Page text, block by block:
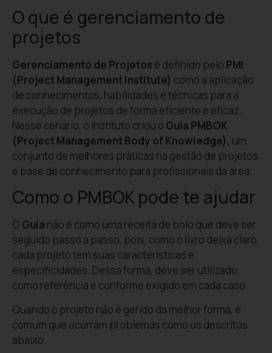
O que é gerenciamento de
projetos
Gerenciamento de Projetos é definido pelo PMI
(Project Management Institute) como a aplicação
de conhecimentos, habilidades e técnicas para a
execução de projetos de forma eficiente e eficaz.
Nesse cenário, o instituto criou o Guia PMBOK
(Project Management Body of Knowledge), um
conjunto de melhores práticas na gestão de projetos
e base de conhecimento para profissionais da área.
Como o PMBOK pode te ajudar
O Guia não é como uma receita de bolo que deve ser
seguido passo a passo, pois, como o livro deixa claro,
cada projeto tem suas características e
especificidades. Dessa forma, deve ser utilizado
como referência e conforme exigido em cada caso.
Quando o projeto não é gerido da melhor forma, é
comum que ocorram problemas como os descritos
abaixo.